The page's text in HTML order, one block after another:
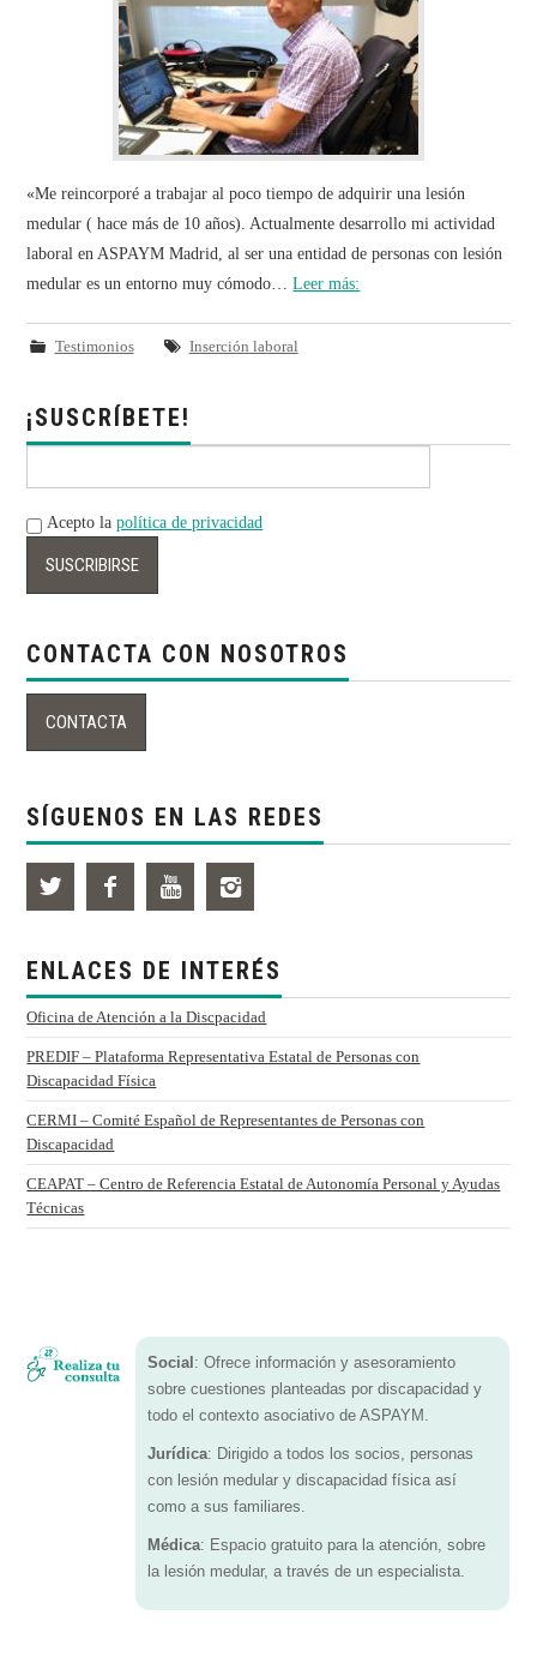
«Me reincorporé a trabajar al poco tiempo de adquirir una lesión
medular ( hace más de 10 años). Actualmente desarrollo mi actividad
laboral en ASPAYM Madrid, al ser una entidad de personas con lesión
medular es un entorno muy cómodo…Leer más:
Testimonios Inserción laboral
¡SUSCRÍBETE!
Acepto lapolítica de privacidad
CONTACTA CON NOSOTROS
SÍGUENOS EN LAS REDES
ENLACES DE INTERÉS
Oficina de Atención a la Discpacidad
PREDIF – Plataforma Representativa Estatal de Personas con
Discapacidad Física
CERMI – Comité Español de Representantes de Personas con
Discapacidad
CEAPAT – Centro de Referencia Estatal de Autonomía Personal y Ayudas
Técnicas
Social : Ofrece información y asesoramiento
sobre cuestiones planteadas por discapacidad y
todo el contexto asociativo de ASPAYM.
Jurídica: Dirigido a todos los socios, personas
con lesión medular y discapacidad física así
como a sus familiares.
Médica: Espacio gratuito para la atención, sobre
la lesión medular, a través de un especialista.